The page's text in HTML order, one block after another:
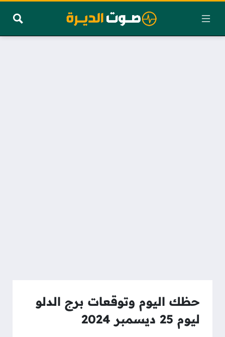
حظك اليوم وتوقعات برج الدلو
ليوم 25 ديسمبر 2024